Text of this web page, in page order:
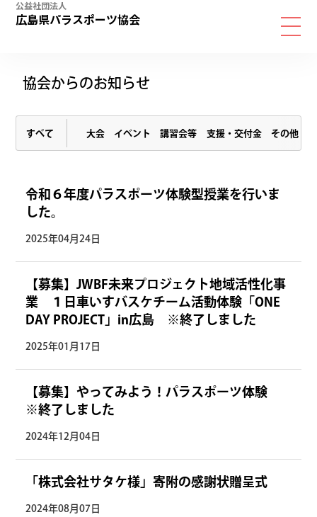
公益社団法人
広島県パラスポーツ協会
協会からのお知らせ
すべて 大会 イベント 講習会等 支援・交付金 その他
令和６年度パラスポーツ体験型授業を行いま
した。
2025年04月24日
【募集】JWBF未来プロジェクト地域活性化事
業 １日車いすバスケチーム活動体験「ONE
DAY PROJECT」in広島 ※終了しました
2025年01月17日
【募集】やってみよう！パラスポーツ体験
※終了しました
2024年12月04日
「株式会社サタケ様」寄附の感謝状贈呈式
2024年08月07日